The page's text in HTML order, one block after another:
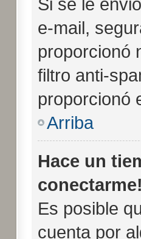
e-mail,
proporcionó
filtro anti-
proporcionó
Arriba
Hace un
conectarme!
Es posible
cuenta por